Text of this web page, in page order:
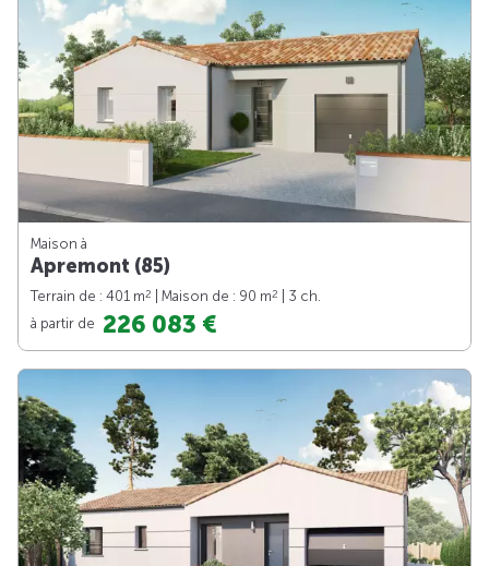
Maison à
Apremont (85)
Terrain de : 401 m2 | Maison de : 90 m2
| 3 ch.
à partir de 226 083 €